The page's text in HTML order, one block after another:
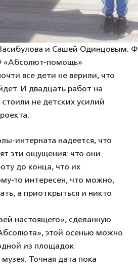
и Сашей Одинцовым.
«Абсолют-помощь»
все дети не верили, что
И двадцать работ на
не детских усилий
интерната надеется, что
эти ощущения: что они
до конца, что их
то интересен, что можно,
а приоткрыться и никто
настоящего», сделанную
этой осенью можно
из площадок
Точная дата пока